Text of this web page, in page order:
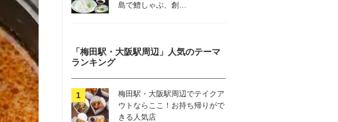
島で鱧しゃぶ、創…
「梅田駅・大阪駅周辺」人気のテーマ
ランキング
梅田駅・大阪駅周辺でテイクア
ウトならここ！お持ち帰りがで
きる人気店